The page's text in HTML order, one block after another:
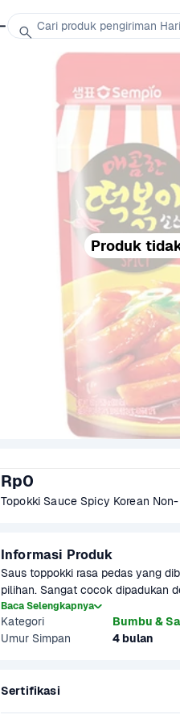
Produk
Rp0
Topokki Sauce Spicy Korean
Informasi Produk
Saus toppokki rasa pedas yang
pilihan. Sangat cocok dipadukan
atau menu lain sesuai selera.
Baca Selengkapnya
Kategori
Bumbu &
Umur Simpan
4 bulan
Sertifikasi
Cari produk pengiriman